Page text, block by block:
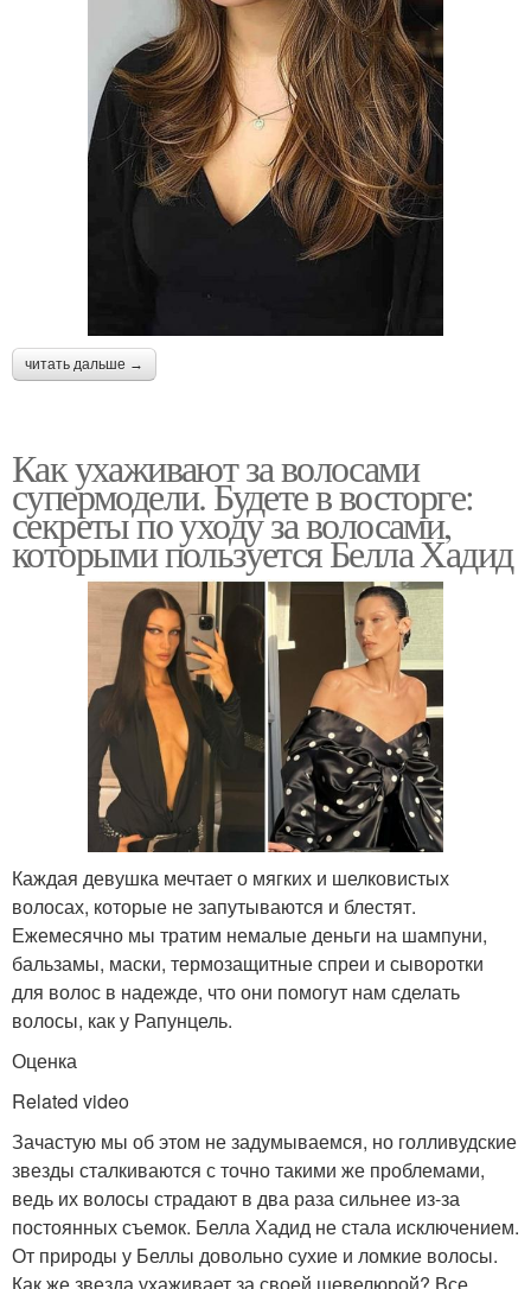
читать дальше →
Как ухаживают за волосами
супермодели. Будете в восторге:
секреты по уходу за волосами,
которыми пользуется Белла Хадид
Каждая девушка мечтает о мягких и шелковистых
волосах, которые не запутываются и блестят.
Ежемесячно мы тратим немалые деньги на шампуни,
бальзамы, маски, термозащитные спреи и сыворотки
для волос в надежде, что они помогут нам сделать
волосы, как у Рапунцель.
Оценка
Related video
Зачастую мы об этом не задумываемся, но голливудские
звезды сталкиваются с точно такими же проблемами,
ведь их волосы страдают в два раза сильнее из-за
постоянных съемок. Белла Хадид не стала исключением.
От природы у Беллы довольно сухие и ломкие волосы.
Как же звезда ухаживает за своей шевелюрой? Все